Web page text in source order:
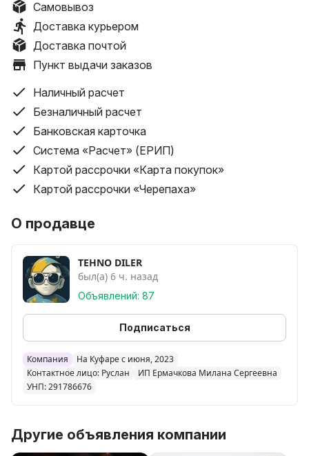
- Гарантируем безопасность, индивидуальный
подход и быстрый расчет!
Наш адрес:
г. Минск, пр. Независимости 58, павильон 330 (ТЦ
Московско-Венский)
Звоните, пишите в мессенджеры — ответим на все
вопросы!
Nikon Coolpix 100
Nikon Coolpix 600
Nikon Coolpix 700
Nikon Coolpix 775
Nikon Coolpix 800
Nikon Coolpix 900
Nikon Coolpix 950
Nikon Coolpix 2100
Самовывоз
Доставка курьером
Доставка почтой
Пункт выдачи заказов
Наличный расчет
Безналичный расчет
Банковская карточка
Система «Расчет» (ЕРИП)
Картой рассрочки «Карта покупок»
Картой рассрочки «Черепаха»
О продавце
TEHNO DILER
был(а) 6 ч. назад
Объявлений: 87
Подписаться
Компания
На Куфаре с июня, 2023
Контактное лицо: Руслан
ИП Ермачкова Милана Сергеевна
УНП: 291786676
Другие объявления компании